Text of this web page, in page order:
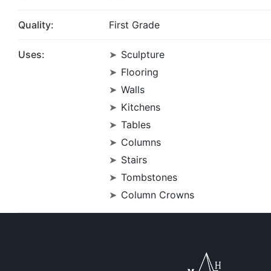
Quality: First Grade
Uses:
Sculpture
Flooring
Walls
Kitchens
Tables
Columns
Stairs
Tombstones
Column Crowns